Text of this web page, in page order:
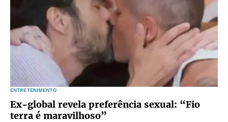
ENTRETENIMENTO
Ex-global revela preferência sexual: “Fio
terra é maravilhoso”